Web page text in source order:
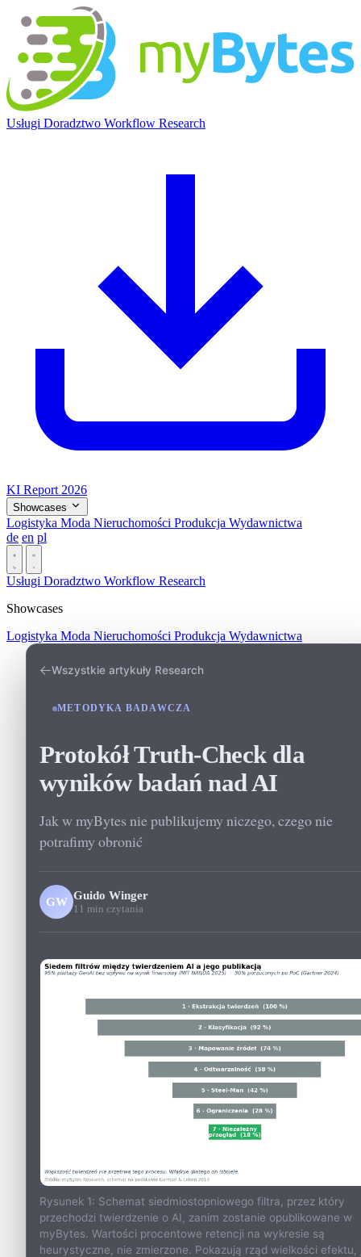
Usługi Doradztwo Workflow Research
KI Report 2026
Showcases
Logistyka Moda Nieruchomości Produkcja Wydawnictwa
de en pl
Dark
Usługi Doradztwo Workflow Research
Showcases
Logistyka Moda Nieruchomości Produkcja Wydawnictwa
Wszystkie artykuły Research
METODYKA BADAWCZA
Protokół Truth-Check dla
wyników badań nad AI
Jak w myBytes nie publikujemy niczego, czego nie
potrafimy obronić
GW Guido Winger
11 min czytania
Rysunek 1: Schemat siedmiostopniowego filtra, przez który
przechodzi twierdzenie o AI, zanim zostanie opublikowane w
myBytes. Wartości procentowe retencji na wykresie są
heurystyczne, nie zmierzone. Pokazują rząd wielkości efektu,